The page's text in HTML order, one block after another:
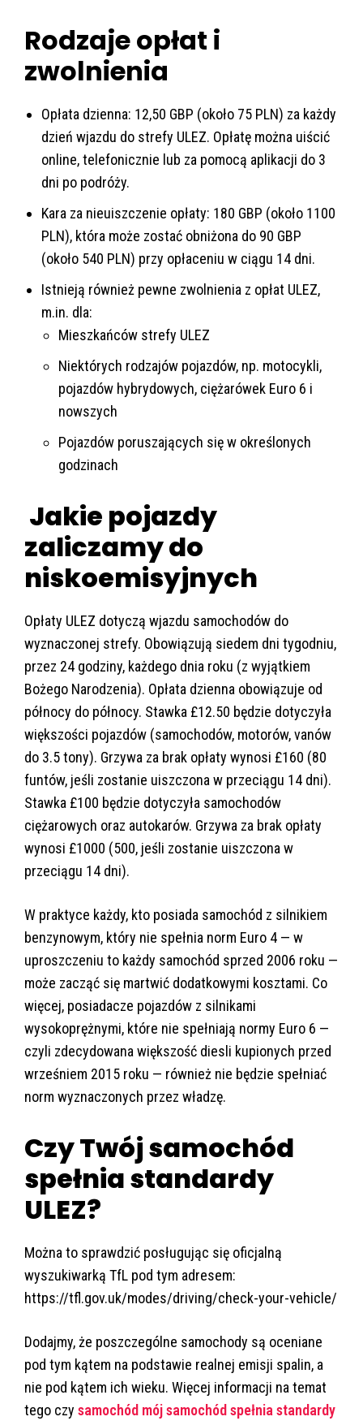
Rodzaje opłat i
zwolnienia
Opłata dzienna: 12,50 GBP (około 75 PLN) za każdy
dzień wjazdu do strefy ULEZ. Opłatę można uiścić
online, telefonicznie lub za pomocą aplikacji do 3
dni po podróży.
Kara za nieuiszczenie opłaty: 180 GBP (około 1100
PLN), która może zostać obniżona do 90 GBP
(około 540 PLN) przy opłaceniu w ciągu 14 dni.
Istnieją również pewne zwolnienia z opłat ULEZ,
m.in. dla:
Mieszkańców strefy ULEZ
Niektórych rodzajów pojazdów, np. motocykli,
pojazdów hybrydowych, ciężarówek Euro 6 i
nowszych
Pojazdów poruszających się w określonych
godzinach
Jakie pojazdy
zaliczamy do
niskoemisyjnych
Opłaty ULEZ dotyczą wjazdu samochodów do
wyznaczonej strefy. Obowiązują siedem dni tygodniu,
przez 24 godziny, każdego dnia roku (z wyjątkiem
Bożego Narodzenia). Opłata dzienna obowiązuje od
północy do północy. Stawka £12.50 będzie dotyczyła
większości pojazdów (samochodów, motorów, vanów
do 3.5 tony). Grzywa za brak opłaty wynosi £160 (80
funtów, jeśli zostanie uiszczona w przeciągu 14 dni).
Stawka £100 będzie dotyczyła samochodów
ciężarowych oraz autokarów. Grzywa za brak opłaty
wynosi £1000 (500, jeśli zostanie uiszczona w
przeciągu 14 dni).
W praktyce każdy, kto posiada samochód z silnikiem
benzynowym, który nie spełnia norm Euro 4 — w
uproszczeniu to każdy samochód sprzed 2006 roku —
może zacząć się martwić dodatkowymi kosztami. Co
więcej, posiadacze pojazdów z silnikami
wysokoprężnymi, które nie spełniają normy Euro 6 —
czyli zdecydowana większość diesli kupionych przed
wrześniem 2015 roku — również nie będzie spełniać
norm wyznaczonych przez władzę.
Czy Twój samochód
spełnia standardy
ULEZ?
Można to sprawdzić posługując się oficjalną
wyszukiwarką TfL pod tym adresem:
https://tfl.gov.uk/modes/driving/check-your-vehicle/
Dodajmy, że poszczególne samochody są oceniane
pod tym kątem na podstawie realnej emisji spalin, a
nie pod kątem ich wieku. Więcej informacji na temat
tego czy samochód mój samochód spełnia standardy